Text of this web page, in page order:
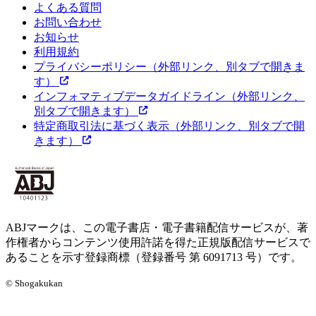
よくある質問
お問い合わせ
お知らせ
利用規約
プライバシーポリシー （外部リンク、別タブで開きま
す）
インフォマティブデータガイドライン （外部リンク、
別タブで開きます）
特定商取引法に基づく表示 （外部リンク、別タブで開
きます）
ABJマークは、この電子書店・電子書籍配信サービスが、著
作権者からコンテンツ使用許諾を得た正規版配信サービスで
あることを示す登録商標（登録番号 第 6091713 号）です。
© Shogakukan